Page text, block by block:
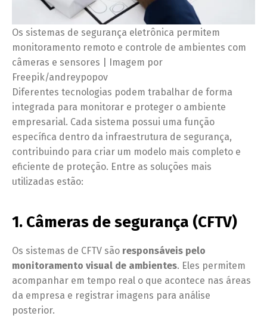
Os sistemas de segurança eletrônica permitem
monitoramento remoto e controle de ambientes com
câmeras e sensores | Imagem por
Freepik/andreypopov
Diferentes tecnologias podem trabalhar de forma
integrada para monitorar e proteger o ambiente
empresarial. Cada sistema possui uma função
específica dentro da infraestrutura de segurança,
contribuindo para criar um modelo mais completo e
eficiente de proteção. Entre as soluções mais
utilizadas estão:
1. Câmeras de segurança (CFTV)
Os sistemas de CFTV são responsáveis pelo
monitoramento visual de ambientes. Eles permitem
acompanhar em tempo real o que acontece nas áreas
da empresa e registrar imagens para análise
posterior.